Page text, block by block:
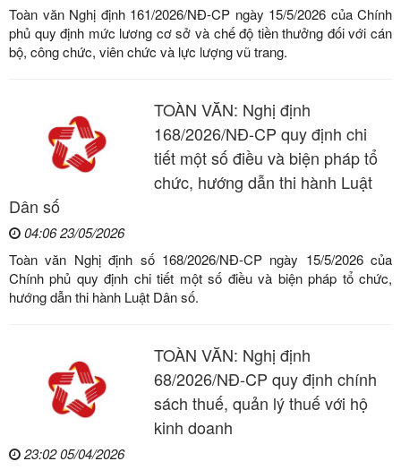
Toàn văn Nghị định 161/2026/NĐ-CP ngày 15/5/2026 của Chính
phủ quy định mức lương cơ sở và chế độ tiền thưởng đối với cán
bộ, công chức, viên chức và lực lượng vũ trang.
TOÀN VĂN: Nghị định
168/2026/NĐ-CP quy định chi
tiết một số điều và biện pháp tổ
chức, hướng dẫn thi hành Luật
Dân số
04:06 23/05/2026
Toàn văn Nghị định số 168/2026/NĐ-CP ngày 15/5/2026 của
Chính phủ quy định chi tiết một số điều và biện pháp tổ chức,
hướng dẫn thi hành Luật Dân số.
TOÀN VĂN: Nghị định
68/2026/NĐ-CP quy định chính
sách thuế, quản lý thuế với hộ
kinh doanh
23:02 05/04/2026